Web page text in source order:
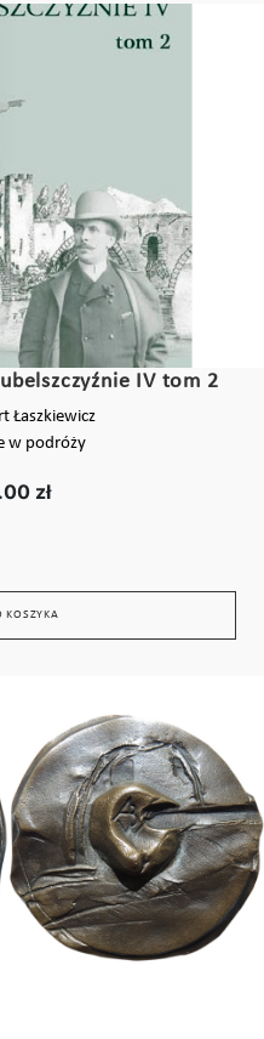
IV tom 2
Łaszkiewicz
w podróży
zł
KOSZYKA